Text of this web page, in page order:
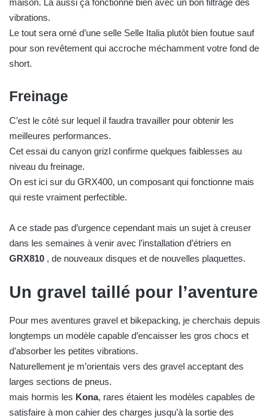
vibrations.
Le tout sera orné d’une selle Selle Italia plutôt bien foutue sauf
pour son revêtement qui accroche méchamment votre fond de
short.
Freinage
C’est le côté sur lequel il faudra travailler pour obtenir les
meilleures performances.
Cet essai du canyon grizl confirme quelques faiblesses au
niveau du freinage.
On est ici sur du GRX400, un composant qui fonctionne mais
qui reste vraiment perfectible.
A ce stade pas d’urgence cependant mais un sujet à creuser
dans les semaines à venir avec l’installation d’étriers en
GRX810 , de nouveaux disques et de nouvelles plaquettes.
Un gravel taillé pour l’aventure
Pour mes aventures gravel et bikepacking, je cherchais depuis
longtemps un modèle capable d’encaisser les gros chocs et
d’absorber les petites vibrations.
Naturellement je m’orientais vers des gravel acceptant des
larges sections de pneus.
mais hormis les Kona, rares étaient les modèles capables de
satisfaire à mon cahier des charges jusqu’à la sortie des